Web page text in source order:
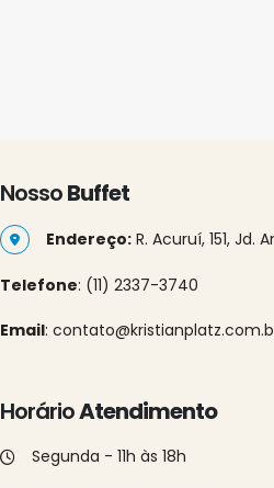
NossoBuffet
Endereço: R. Acuruí, 151, Jd.
Telefone: (11) 2337-3740
Email:
HorárioAtendimento
Segunda - 11h às 18h